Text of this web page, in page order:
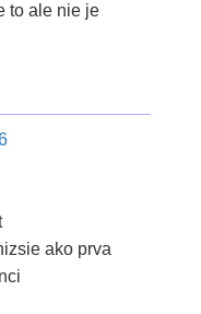
to ale nie je
ako prva